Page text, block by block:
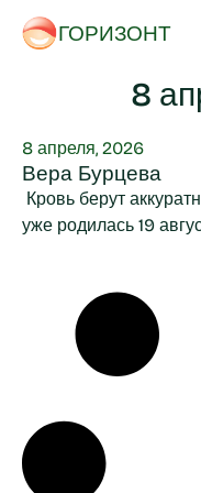
ГОРИЗОНТ
8
8 апреля, 2026
Вера Бурцева
Кровь берут
уже родилась 19